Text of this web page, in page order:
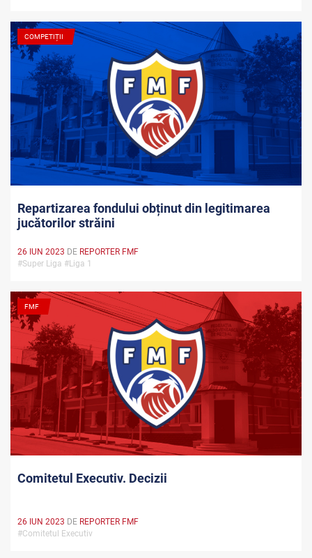
COMPETIȚII
Repartizarea fondului obținut din legitimarea
jucătorilor străini
26 IUN 2023 DE REPORTER FMF
#Super Liga #Liga 1
FMF
Comitetul Executiv. Decizii
26 IUN 2023 DE REPORTER FMF
#Comitetul Executiv